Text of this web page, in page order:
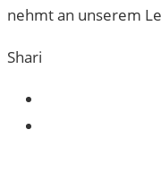
nehmt an unserem
Shari